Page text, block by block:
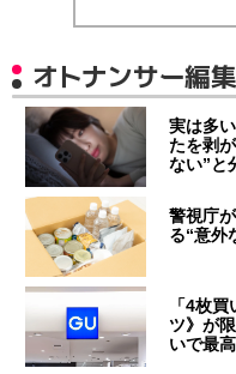
オトナンサー編
実は多
たを剥
ない”と
警視庁
る“意外
「4枚
ツ》が
いで最